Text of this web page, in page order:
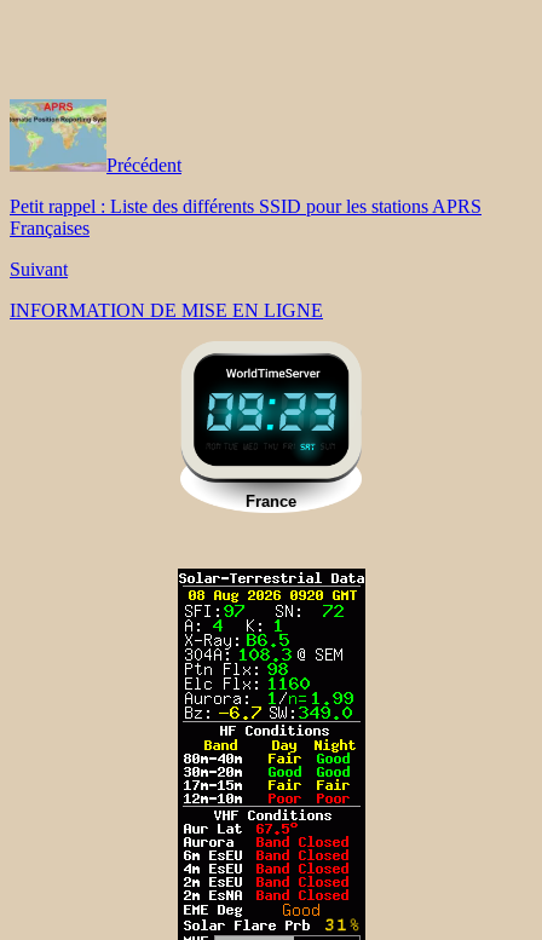
Précédent
Petit rappel : Liste des différents SSID pour les stations APRS
Françaises
Suivant
INFORMATION DE MISE EN LIGNE